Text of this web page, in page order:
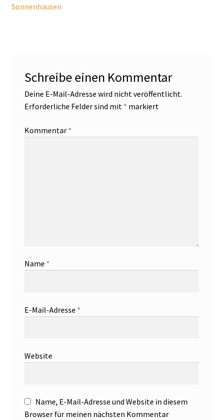
Sonnenhausen
Schreibe einen Kommentar
Deine E-Mail-Adresse wird nicht veröffentlicht.
Erforderliche Felder sind mit * markiert
Kommentar *
Name *
E-Mail-Adresse *
Website
Name, E-Mail-Adresse und Website in diesem
Browser für meinen nächsten Kommentar